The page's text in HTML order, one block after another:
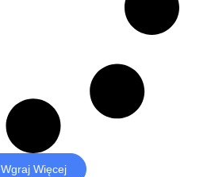
Wgraj Więcej